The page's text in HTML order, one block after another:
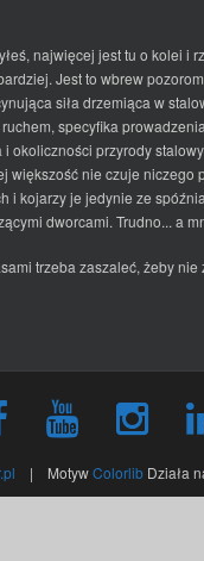
najwięcej jest tu o kolei i
Jest to wbrew
siła drzemiąca w
specyfika
okoliczności przyrody
większość nie czuje niczego
i kojarzy je jedynie ze
dworcami. Trudno... a
trzeba zaszaleć, żeby nie
| MotywColorlibDziała